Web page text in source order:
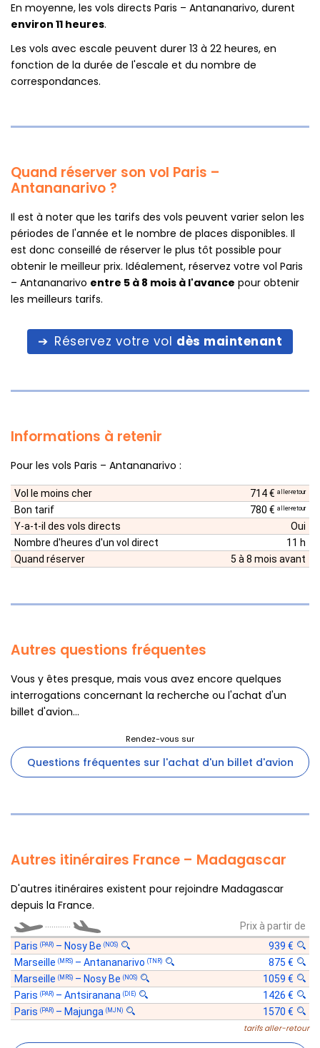
En moyenne, les vols directs Paris – Antananarivo, durent
environ 11 heures.
Les vols avec escale peuvent durer 13 à 22 heures, en
fonction de la durée de l'escale et du nombre de
correspondances.
Quand réserver son vol Paris –
Antananarivo ?
Il est à noter que les tarifs des vols peuvent varier selon les
périodes de l'année et le nombre de places disponibles. Il
est donc conseillé de réserver le plus tôt possible pour
obtenir le meilleur prix. Idéalement, réservez votre vol Paris
– Antananarivo entre 5 à 8 mois à l'avance pour obtenir
les meilleurs tarifs.
Réservez votre vol dès maintenant
Informations à retenir
Pour les vols Paris – Antananarivo :
Vol le moins cher 714 € aller-retour
Bon tarif 780 € aller-retour
Y-a-t-il des vols directs
Oui
Nombre d'heures d'un vol direct
11 h
Quand réserver
5 à 8 mois avant
Autres questions fréquentes
Vous y êtes presque, mais vous avez encore quelques
interrogations concernant la recherche ou l'achat d'un
billet d'avion...
Questions fréquentes sur l'achat d'un billet d'avion
Autres itinéraires France – Madagascar
D'autres itinéraires existent pour rejoindre Madagascar
depuis la France.
............
Prix à partir de
Paris (PAR) – Nosy Be (NOS)
939 €
Marseille (MRS) – Antananarivo (TNR)
875 €
Marseille (MRS) – Nosy Be (NOS)
1059 €
Paris (PAR) – Antsiranana (DIE)
1426 €
Paris (PAR) – Majunga (MJN) 1570 €
tarifs aller-retour